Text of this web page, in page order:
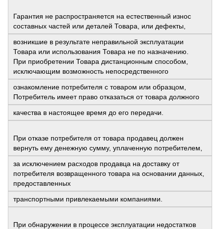
Гарантия не распространяется на естественный износ
составных частей или деталей Товара, или дефекты,
возникшие в результате неправильной эксплуатации
Товара или использования Товара не по назначению.
При приобретении Товара дистанционным способом,
исключающим возможность непосредственного
ознакомление потребителя с товаром или образцом,
Потребитель имеет право отказаться от товара должного
качества в настоящее время до его передачи.
При отказе потребителя от товара продавец должен
вернуть ему денежную сумму, уплаченную потребителем,
за исключением расходов продавца на доставку от
потребителя возвращенного товара на основании данных,
предоставленных
транспортными привлекаемыми компаниями.
При обнаружении в процессе эксплуатации недостатков